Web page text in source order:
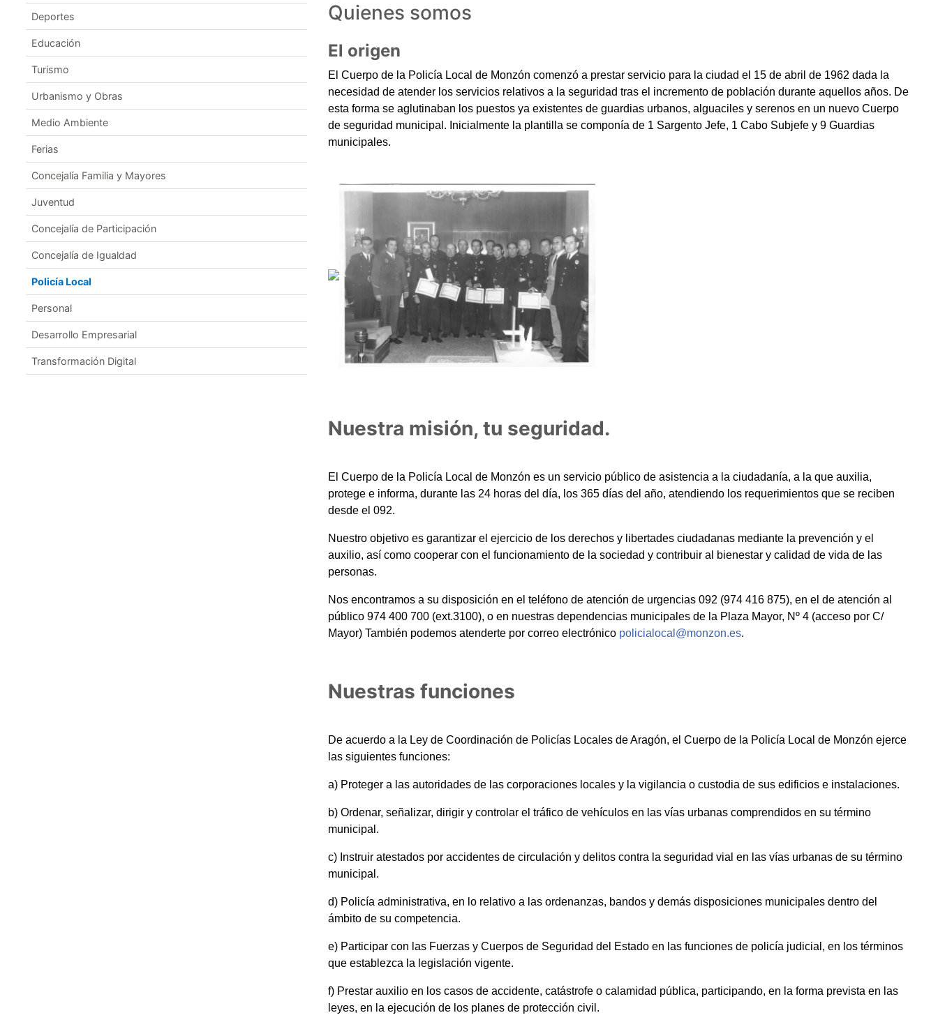
Deportes
Educación
Turismo
Urbanismo y Obras
Medio Ambiente
Ferias
Concejalía Familia y Mayores
Juventud
Concejalía de Participación
Concejalía de Igualdad
Policía Local
Personal
Desarrollo Empresarial
Transformación Digital
Quienes somos
El origen
El Cuerpo de la Policía Local de Monzón comenzó a prestar servicio para la ciudad el 15 de abril de 1962 dada la
necesidad de atender los servicios relativos a la seguridad tras el incremento de población durante aquellos años. De
esta forma se aglutinaban los puestos ya existentes de guardias urbanos, alguaciles y serenos en un nuevo Cuerpo
de seguridad municipal. Inicialmente la plantilla se componía de 1 Sargento Jefe, 1 Cabo Subjefe y 9 Guardias
municipales.
Nuestra misión, tu seguridad.
El Cuerpo de la Policía Local de Monzón es un servicio público de asistencia a la ciudadanía, a la que auxilia,
protege e informa, durante las 24 horas del día, los 365 días del año, atendiendo los requerimientos que se reciben
desde el 092.
Nuestro objetivo es garantizar el ejercicio de los derechos y libertades ciudadanas mediante la prevención y el
auxilio, así como cooperar con el funcionamiento de la sociedad y contribuir al bienestar y calidad de vida de las
personas.
Nos encontramos a su disposición en el teléfono de atención de urgencias 092 (974 416 875), en el de atención al
público 974 400 700 (ext.3100), o en nuestras dependencias municipales de la Plaza Mayor, Nº 4 (acceso por C/
Mayor) También podemos atenderte por correo electrónico policialocal@monzon.es.
Nuestras funciones
De acuerdo a la Ley de Coordinación de Policías Locales de Aragón, el Cuerpo de la Policía Local de Monzón ejerce
las siguientes funciones:
a) Proteger a las autoridades de las corporaciones locales y la vigilancia o custodia de sus edificios e instalaciones.
b) Ordenar, señalizar, dirigir y controlar el tráfico de vehículos en las vías urbanas comprendidos en su término
municipal.
c) Instruir atestados por accidentes de circulación y delitos contra la seguridad vial en las vías urbanas de su término
municipal.
d) Policía administrativa, en lo relativo a las ordenanzas, bandos y demás disposiciones municipales dentro del
ámbito de su competencia.
e) Participar con las Fuerzas y Cuerpos de Seguridad del Estado en las funciones de policía judicial, en los términos
que establezca la legislación vigente.
f) Prestar auxilio en los casos de accidente, catástrofe o calamidad pública, participando, en la forma prevista en las
leyes, en la ejecución de los planes de protección civil.